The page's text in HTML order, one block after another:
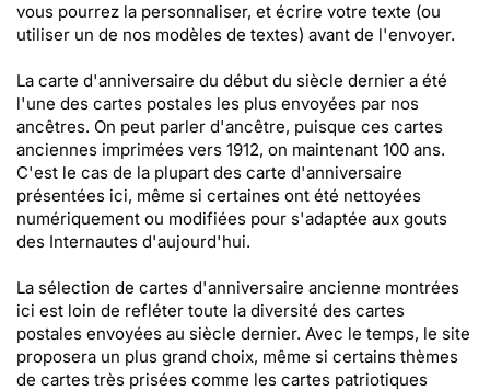
vous pourrez la personnaliser, et écrire votre texte (ou
utiliser un de nos modèles de textes) avant de l'envoyer.
La carte d'anniversaire du début du siècle dernier a été
l'une des cartes postales les plus envoyées par nos
ancêtres. On peut parler d'ancêtre, puisque ces cartes
anciennes imprimées vers 1912, on maintenant 100 ans.
C'est le cas de la plupart des carte d'anniversaire
présentées ici, même si certaines ont été nettoyées
numériquement ou modifiées pour s'adaptée aux gouts
des Internautes d'aujourd'hui.
La sélection de cartes d'anniversaire ancienne montrées
ici est loin de refléter toute la diversité des cartes
postales envoyées au siècle dernier. Avec le temps, le site
proposera un plus grand choix, même si certains thèmes
de cartes très prisées comme les cartes patriotiques